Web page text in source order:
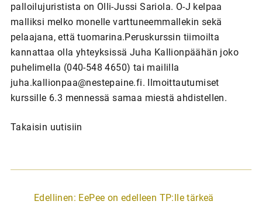
palloilujuristista on Olli-Jussi Sariola. O-J kelpaa
malliksi melko monelle varttuneemmallekin sekä
pelaajana, että tuomarina.Peruskurssin tiimoilta
kannattaa olla yhteyksissä Juha Kallionpäähän joko
puhelimella (040-548 4650) tai maililla
juha.kallionpaa@nestepaine.fi. Ilmoittautumiset
kurssille 6.3 mennessä samaa miestä ahdistellen.
Takaisin uutisiin
A
Edellinen: EePee on edelleen TP:lle tärkeä